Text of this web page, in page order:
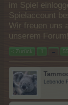
im Spiel
Spielaccount
Wir freuen uns
unserem Forum!
< Zurück 1 ← 55
Lebende